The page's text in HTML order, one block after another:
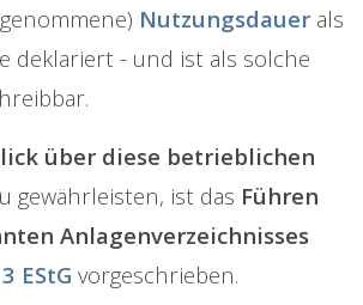
Nutzungsdauer als
deklariert - und ist als solche
über diese betrieblichen
gewährleisten, ist das Führen
Anlagenverzeichnisses
EStG vorgeschrieben.